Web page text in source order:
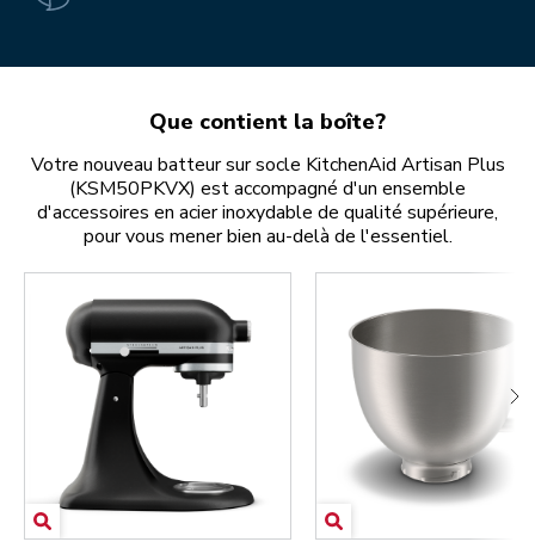
Que contient la boîte?
Votre nouveau batteur sur socle KitchenAid Artisan Plus
(KSM50PKVX) est accompagné d'un ensemble
d'accessoires en acier inoxydable de qualité supérieure,
pour vous mener bien au-delà de l'essentiel.